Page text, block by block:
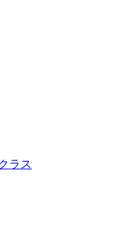
ラス